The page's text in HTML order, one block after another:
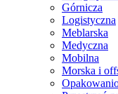
Górnicza
Logistyczna
Meblarska
Medyczna
Mobilna
Morska i